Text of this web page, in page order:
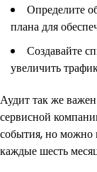
Определите
плана для
Создавайте
увеличить
Аудит так же
сервисной
события, но можно
каждые шесть